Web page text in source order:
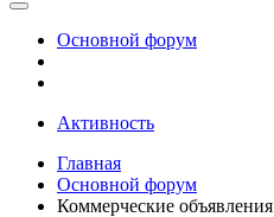
Основной форум
Активность
Главная
Основной форум
Коммерческие объявления